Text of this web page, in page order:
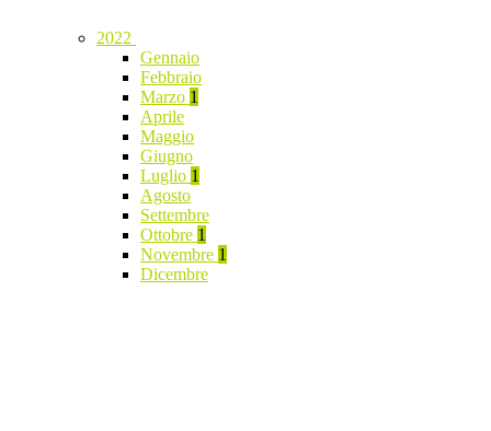
2022
Gennaio
Febbraio
Marzo 1
Aprile
Maggio
Giugno
Luglio 1
Agosto
Settembre
Ottobre 1
Novembre 1
Dicembre